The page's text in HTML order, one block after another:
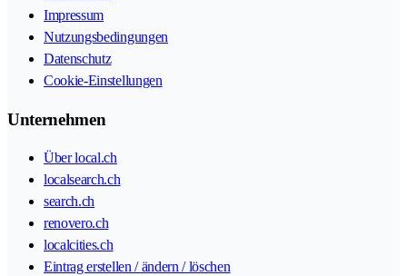
Impressum
Nutzungsbedingungen
Datenschutz
Cookie-Einstellungen
Unternehmen
Über local.ch
localsearch.ch
search.ch
renovero.ch
localcities.ch
Eintrag erstellen / ändern / löschen